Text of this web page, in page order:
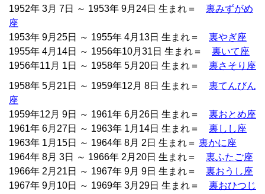
1952年 3月 7日 ～ 1953年 9月24日 生まれ＝ 裏みずがめ
座
1953年 9月25日 ～ 1955年 4月13日 生まれ＝ 裏やぎ座
1955年 4月14日 ～ 1956年10月31日 生まれ＝ 裏いて座
1956年11月 1日 ～ 1958年 5月20日 生まれ＝ 裏さそり座
1958年 5月21日 ～ 1959年12月 8日 生まれ＝ 裏てんびん
座
1959年12月 9日 ～ 1961年 6月26日 生まれ＝ 裏おとめ座
1961年 6月27日 ～ 1963年 1月14日 生まれ＝ 裏しし座
1963年 1月15日 ～ 1964年 8月 2日 生まれ＝ 裏かに座
1964年 8月 3日 ～ 1966年 2月20日 生まれ＝ 裏ふたご座
1966年 2月21日 ～ 1967年 9月 9日 生まれ＝ 裏おうし座
1967年 9月10日 ～ 1969年 3月29日 生まれ＝ 裏おひつじ